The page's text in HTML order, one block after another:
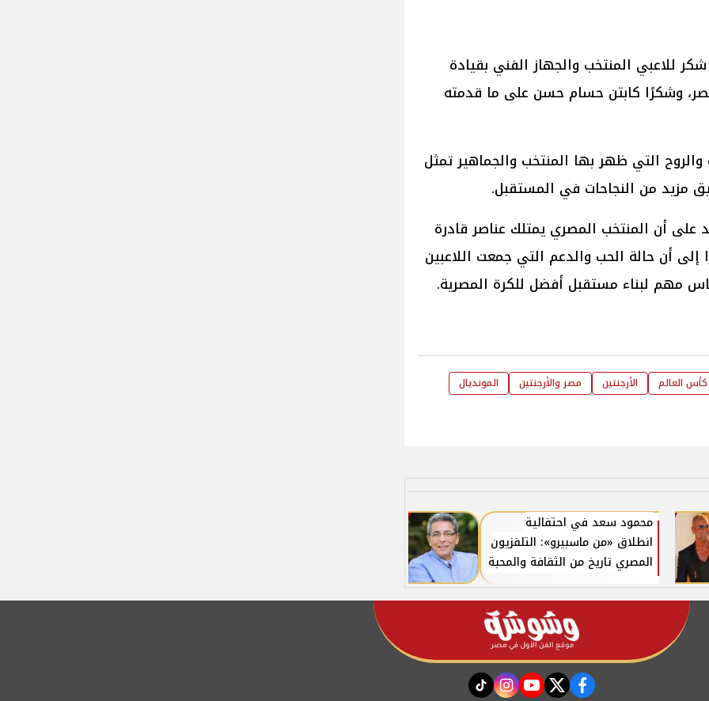
للاعبي المنتخب والجهاز الفني بقيادة
وشكرًا كابتن حسام حسن على ما قدمته
التي ظهر بها المنتخب والجماهير تمثل
مزيد من النجاحات في المستقبل.
على أن المنتخب المصري يمتلك عناصر قادرة
أن حالة الحب والدعم التي جمعت اللاعبين
مهم لبناء مستقبل أفضل للكرة المصرية.
كأس العالم الأرجنتين مصر والأرجنتين المونديال
محمود سعد في احتفالية
انطلاق «من ماسبيرو»: التلفزيون
المصري تاريخ من الثقافة والمحبة
facebook
twitter
youtube
instagram
tiktok